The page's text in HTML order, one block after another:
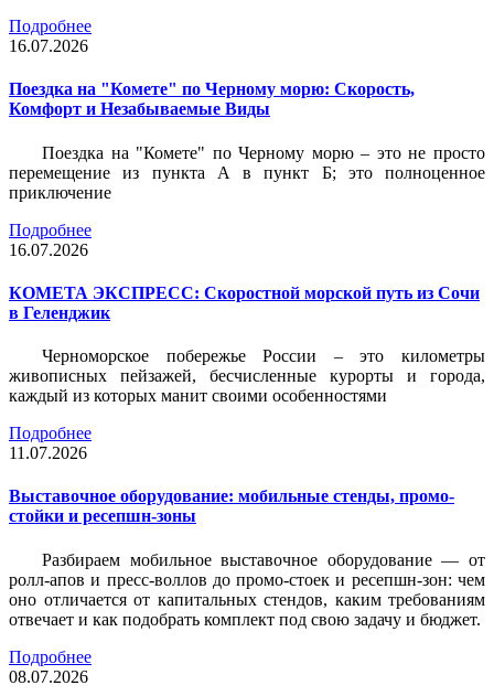
Подробнее
16.07.2026
Поездка на "Комете" по Черному морю: Скорость,
Комфорт и Незабываемые Виды
Поездка на "Комете" по Черному морю – это не просто
перемещение из пункта А в пункт Б; это полноценное
приключение
Подробнее
16.07.2026
КОМЕТА ЭКСПРЕСС: Скоростной морской путь из Сочи
в Геленджик
Черноморское побережье России – это километры
живописных пейзажей, бесчисленные курорты и города,
каждый из которых манит своими особенностями
Подробнее
11.07.2026
Выставочное оборудование: мобильные стенды, промо-
стойки и ресепшн-зоны
Разбираем мобильное выставочное оборудование — от
ролл-апов и пресс-воллов до промо-стоек и ресепшн-зон: чем
оно отличается от капитальных стендов, каким требованиям
отвечает и как подобрать комплект под свою задачу и бюджет.
Подробнее
08.07.2026